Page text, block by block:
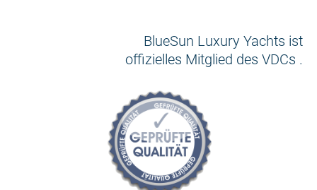
BlueSun Luxury Yachts ist
offizielles Mitglied des VDCs .